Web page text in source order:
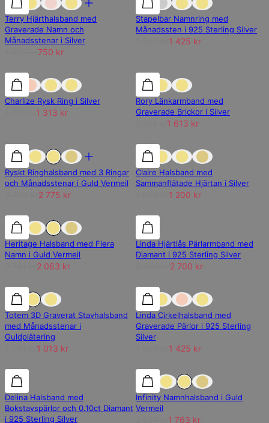
Terry Hjärthalsband med
Graverade Namn och
Månadsstenar i Silver
750 kr
Stapelbar Namnring med
Månadssten i 925 Sterling Silver
1 425 kr
25% rabatt 25% rabatt
Charlize Rysk Ring i Silver
1 313 kr
25% rabatt
Rory Länkarmband med
Graverade Brickor i Silver
1 613 kr
25% rabatt 25% rabatt
Ryskt Ringhalsband med 3 Ringar
och Månadsstenar i Guld Vermeil
2 775 kr
25% rabatt
Claire Halsband med
Sammanflätade Hjärtan i Silver
1 200 kr
25% rabatt 25% rabatt
Heritage Halsband med Flera
Namn i Guld Vermeil
2 063 kr
25% rabatt
Linda Hjärtlås Pärlarmband med
Diamant i 925 Sterling Silver
2 700 kr
25% rabatt 25% rabatt
Totem 3D Graverat Stavhalsband
med Månadsstenar i
Guldplätering
1 013 kr
25% rabatt
Linda Cirkelhalsband med
Graverade Pärlor i 925 Sterling
Silver
1 425 kr
25% rabatt 25% rabatt
Delina Halsband med
Bokstavspärlor och 0.10ct Diamant
i 925 Sterling Silver
25% rabatt
Infinity Namnhalsband i Guld
Vermeil
1 763 kr